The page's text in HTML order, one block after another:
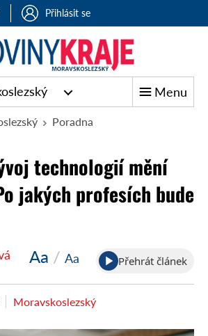
Přihlásit se
Menu
Poradna
technologií mění
jakých profesích bude
Aa / Aa Přehrát článek
Moravskoslezský